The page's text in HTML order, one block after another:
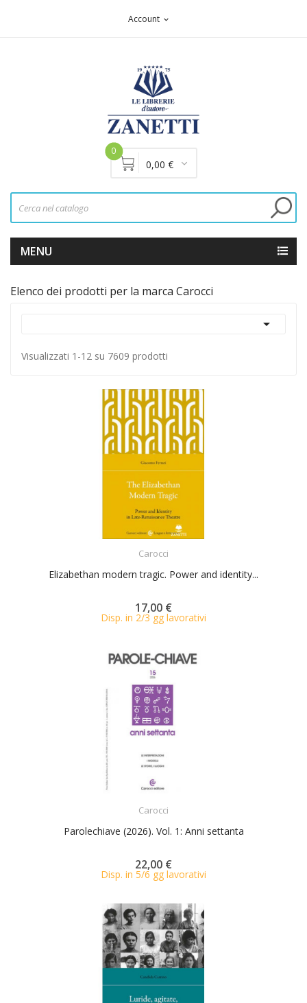
Account expand_more
0
0,00 €
MENU
Elenco dei prodotti per la marca Carocci

Visualizzati 1-12 su 7609 prodotti
Carocci
Elizabethan modern tragic. Power and identity...
17,00 €
Disp. in 2/3 gg lavorativi
Carocci
Parolechiave (2026). Vol. 1: Anni settanta
22,00 €
Disp. in 5/6 gg lavorativi